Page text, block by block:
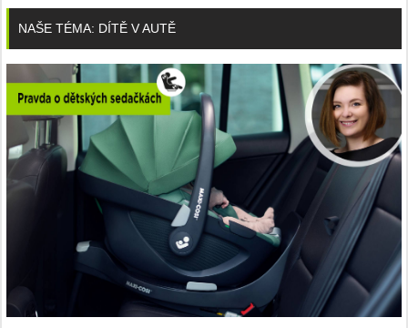
NAŠE TÉMA: DÍTĚ V AUTĚ